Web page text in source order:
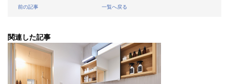
前の記事 一覧へ戻る
関連した記事